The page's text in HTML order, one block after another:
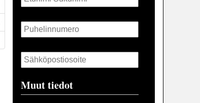
Puhelin *
Sähköposti *
Muut tiedot